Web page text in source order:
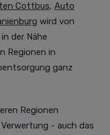
Cottbus, Auto
wird von
der Nähe
Regionen in
ganz
Regionen
- auch das